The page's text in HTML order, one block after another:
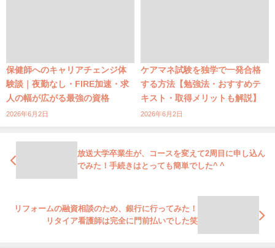
保健師へのキャリアチェンジ体
験談｜夜勤なし・FIRE加速・求
人の幅が広がる最強の資格
2026年6月2日
ケアマネ試験を独学で一発合格
する方法【勉強法・おすすめテ
キスト・取得メリットも解説】
2026年6月2日
放送大学卒業生が、コースを変えて2周目に申し込ん
でみた！手続きはとっても簡単でした^ ^
リフォームの融資相談のため、銀行に行ってみた！
リタイア看護師は完全に門前払いでした笑